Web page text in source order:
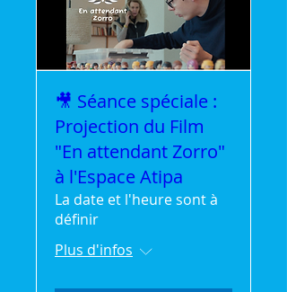
🎥 Séance spéciale :
Projection du Film
"En attendant Zorro"
à l'Espace Atipa
La date et l'heure sont à
définir
Plus d'infos